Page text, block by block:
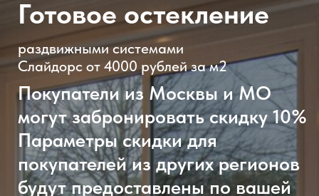
Актуальные фото в телеграм
t.me/
Контактный телефон: +7 (495) 720-
Забронировать скидку